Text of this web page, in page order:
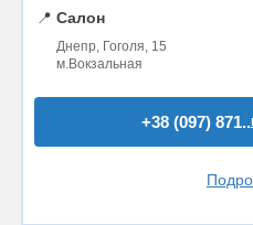
📍 Салон
Днепр, Гоголя, 15
м.Вокзальная
+38 (097) 871..